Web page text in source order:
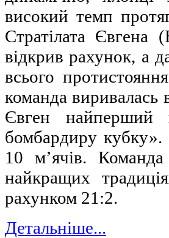
високий темп
Стратілата
відкрив рахунок, а
всього
команда виривалась
Євген найперший
бомбардиру
10 м’ячів.
найкращих
рахунком 21:2.
Детальніше...